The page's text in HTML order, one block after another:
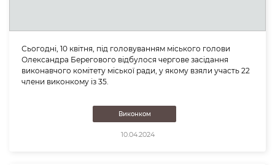
Сьогодні, 10 квітня, під головуванням міського голови
Олександра Берегового відбулося чергове засідання
виконавчого комітету міської ради, у якому взяли участь 22
члени виконкому із 35.
Виконком
10.04.2024